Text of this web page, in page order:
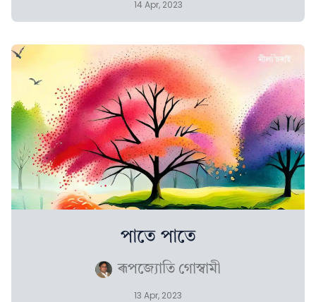
14 Apr, 2023
পাতে পাতে
ৰূপজ্যোতি গোস্বামী
13 Apr, 2023